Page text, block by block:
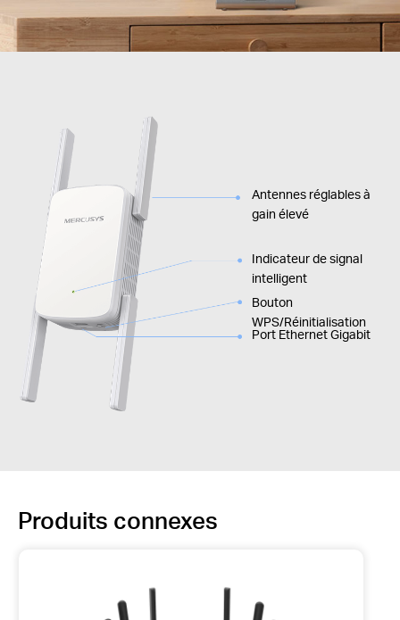
Antennes réglables à
gain élevé
Indicateur de signal
intelligent
Bouton
WPS/Réinitialisation
Port Ethernet Gigabit
Produits connexes